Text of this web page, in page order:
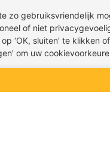
zo gebruiksvriendelijk
of niet
‘OK, sluiten’ te
om uw